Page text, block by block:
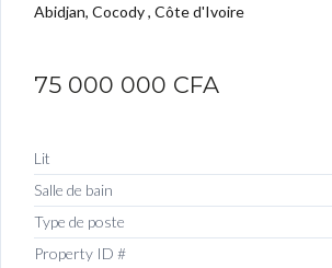
Abidjan, Cocody , Côte d'Ivoire
75 000 000 CFA
Lit
Salle de bain
Type de poste
Property ID #